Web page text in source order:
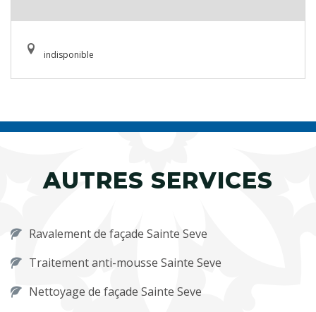
indisponible
AUTRES SERVICES
Ravalement de façade Sainte Seve
Traitement anti-mousse Sainte Seve
Nettoyage de façade Sainte Seve